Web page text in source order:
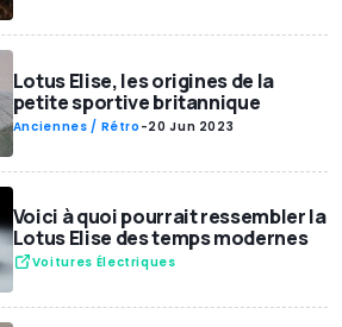
Lotus Elise, les origines de la
petite sportive britannique
Anciennes / Rétro -20 Jun 2023
Voici à quoi pourrait ressembler la
Lotus Elise des temps modernes
Voitures Électriques